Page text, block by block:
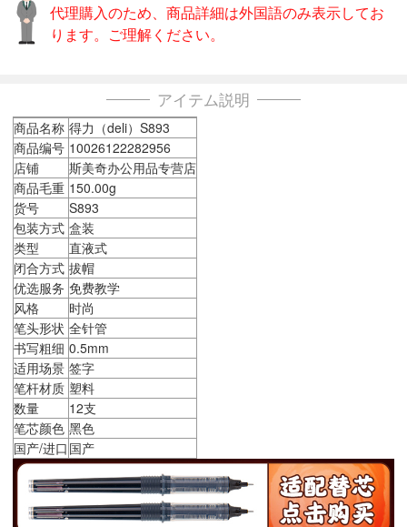
代理購入のため、商品詳細は外国語のみ表示してお
ります。ご理解ください。
アイテム説明
商品名称 得力（deli）S893
商品编号 10026122282956
店铺
斯美奇办公用品专营店
商品毛重 150.00g
货号
S893
包装方式 盒装
类型
直液式
闭合方式 拔帽
优选服务 免费教学
风格
时尚
笔头形状 全针管
书写粗细 0.5mm
适用场景 签字
笔杆材质 塑料
数量
12支
笔芯颜色 黑色
国产/进口 国产